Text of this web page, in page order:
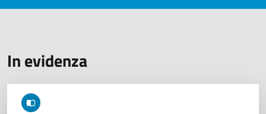
In evidenza